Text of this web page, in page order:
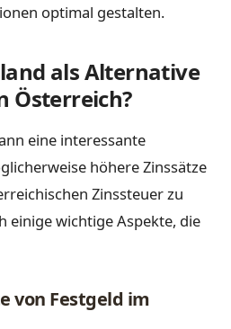
optimal gestalten.
als Alternative
Österreich?
eine interessante
höhere Zinssätze
Zinssteuer zu
einige wichtige Aspekte, die
von Festgeld im